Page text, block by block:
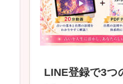
LINE登録で3つ